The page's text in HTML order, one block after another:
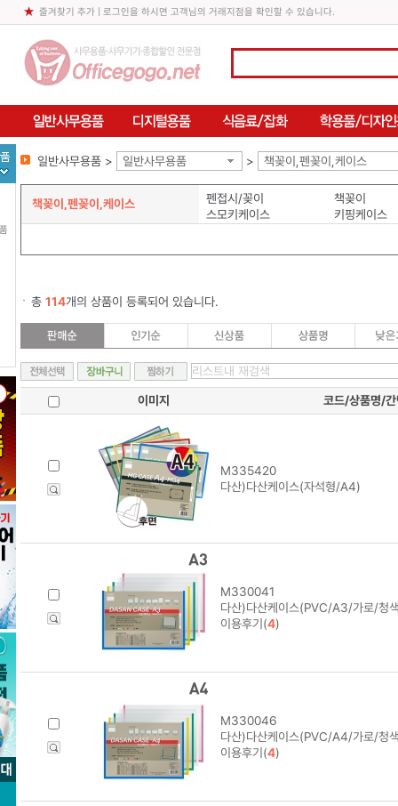
즐겨찾기 추가| 로그인을 하시면 고객님의 거래지점을 확인할 수 있습니다.
일반사무용품 > 일반사무용품 > 책꽂이,펜꽂이,케이스
책꽂이,펜꽂이,케이스 펜접시/꽂이
책꽂이
스모키케이스
키핑케이스
총 114개의 상품이 등록되어 있습니다.
이미지 코드/상품명/간
M335420
다산)다산케이스(자석형/A4)
M330041
다산)다산케이스(PVC/A3/가로/
이용후기(4)
M330046
다산)다산케이스(PVC/A4/가로/
이용후기(4)